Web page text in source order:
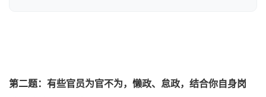
第二题： 有些官员为官不为，懒政、 怠政，结合你自身岗